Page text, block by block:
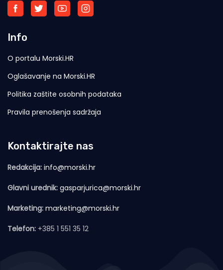
Info
O portalu Morski.HR
Oglašavanje na Morski.HR
Politika zaštite osobnih podataka
Pravila prenošenja sadržaja
Kontaktirajte nas
Redakcija: info@morski.hr
Glavni urednik: gasparjurica@morski.hr
Marketing: marketing@morski.hr
Telefon: +385 1 551 35 12